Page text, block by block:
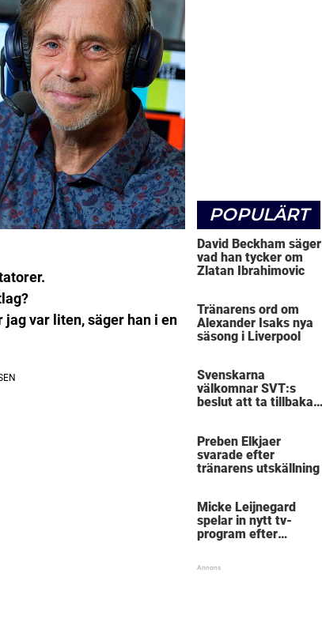
var liten, säger han i en
POPULÄRT
David Beckham säger
vad han tycker om
Zlatan Ibrahimovic
Tränarens ord om
Alexander Isaks nya
säsong i Liverpool
Svenskarna
välkomnar SVT:s
beslut att ta tillbaka
Preben Elkjaer
svarade efter
tränarens utskällning
Micke Leijnegard
spelar in nytt tv-
program efter